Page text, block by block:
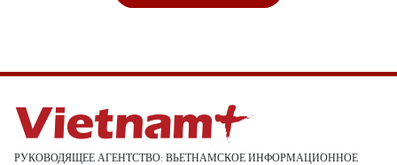
РУКОВОДЯЩЕЕ АГЕНТСТВО: ВЬЕТНАМСКОЕ ИНФОРМАЦИОННОЕ